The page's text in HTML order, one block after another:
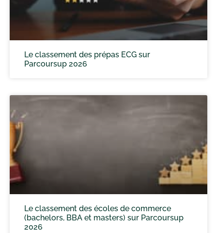
Le classement des prépas ECG sur
Parcoursup 2026
Le classement des écoles de commerce
(bachelors, BBA et masters) sur Parcoursup
2026